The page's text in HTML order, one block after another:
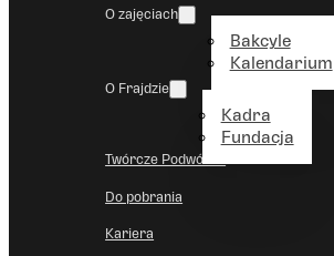
O zajęciach
Bakcyle
Kalendarium
O Frajdzie
Kadra
Fundacja
Twórcze Podwórko
Do pobrania
Kariera